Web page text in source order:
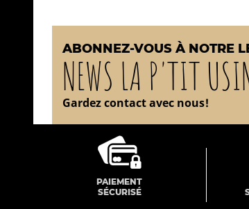
ABONNEZ-VOUS À NOTRE
NEWS LA P'TIT
Gardez contact avec nous!
PAIEMENT
SÉCURISÉ